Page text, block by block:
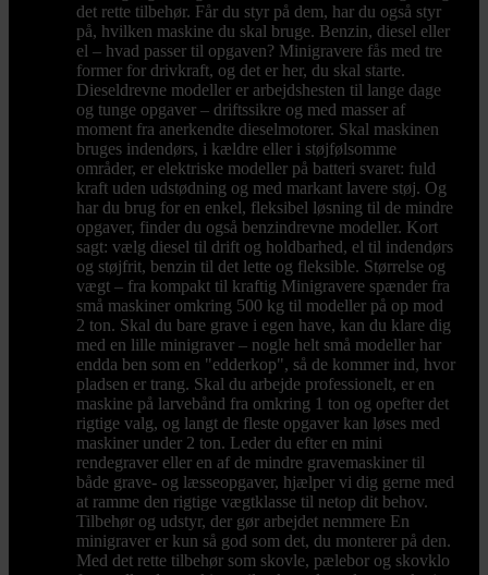
det rette tilbehør. Får du styr på dem, har du også styr
på, hvilken maskine du skal bruge. Benzin, diesel eller
el – hvad passer til opgaven? Minigravere fås med tre
former for drivkraft, og det er her, du skal starte.
Dieseldrevne modeller er arbejdshesten til lange dage
og tunge opgaver – driftssikre og med masser af
moment fra anerkendte dieselmotorer. Skal maskinen
bruges indendørs, i kældre eller i støjfølsomme
områder, er elektriske modeller på batteri svaret: fuld
kraft uden udstødning og med markant lavere støj. Og
har du brug for en enkel, fleksibel løsning til de mindre
opgaver, finder du også benzindrevne modeller. Kort
sagt: vælg diesel til drift og holdbarhed, el til indendørs
og støjfrit, benzin til det lette og fleksible. Størrelse og
vægt – fra kompakt til kraftig Minigravere spænder fra
små maskiner omkring 500 kg til modeller på op mod
2 ton. Skal du bare grave i egen have, kan du klare dig
med en lille minigraver – nogle helt små modeller har
endda ben som en "edderkop", så de kommer ind, hvor
pladsen er trang. Skal du arbejde professionelt, er en
maskine på larvebånd fra omkring 1 ton og opefter det
rigtige valg, og langt de fleste opgaver kan løses med
maskiner under 2 ton. Leder du efter en mini
rendegraver eller en af de mindre gravemaskiner til
både grave- og læsseopgaver, hjælper vi dig gerne med
at ramme den rigtige vægtklasse til netop dit behov.
Tilbehør og udstyr, der gør arbejdet nemmere En
minigraver er kun så god som det, du monterer på den.
Med det rette tilbehør som skovle, pælebor og skovklo